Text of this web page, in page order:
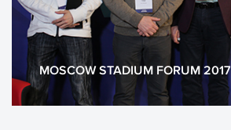
MOSCOW STADIUM FORUM 2017